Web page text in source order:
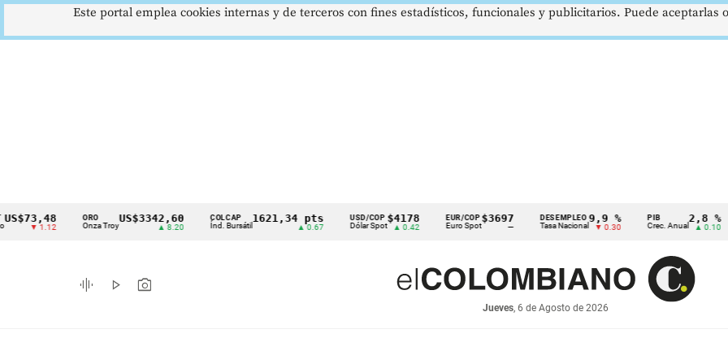
Cintillo
indicadores
económicos
▼ 1.12
ORO
Onza Troy
US$3342,60 COLCAP
Índ. Bursátil
1621,34 pts USD/COP
Dólar Spot
$4178
▲ 0.42
EUR/COP
Euro Spot
$3697
—
DESEMPLEO
Tasa Nacional
9,9 %
▼ 0.30
PIB
Crec. Anual
2,8 %
▲ 0.10
graphic_eq play_arrow photo_camera
Jueves, 6 de Agosto de 2026
Este portal emplea cookies internas y de terceros con fines estadísticos, funcionales y publicitarios. Puede aceptarlas